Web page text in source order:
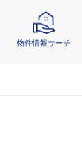
物件情報サーチ